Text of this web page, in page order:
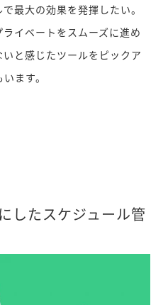
最大の効果を発揮したい。
イベートをスムーズに進め
と感じたツールをピックア
ます。
したスケジュール管